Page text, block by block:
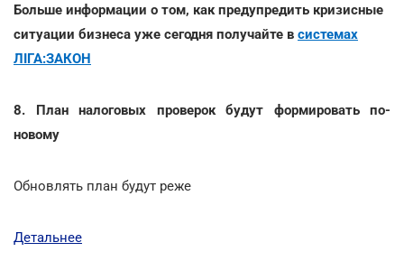
Больше информации о том, как предупредить кризисные
ситуации бизнеса уже сегодня получайте в системах
ЛІГА:ЗАКОН
8. План налоговых проверок будут формировать по-
новому
Обновлять план будут реже
Детальнее